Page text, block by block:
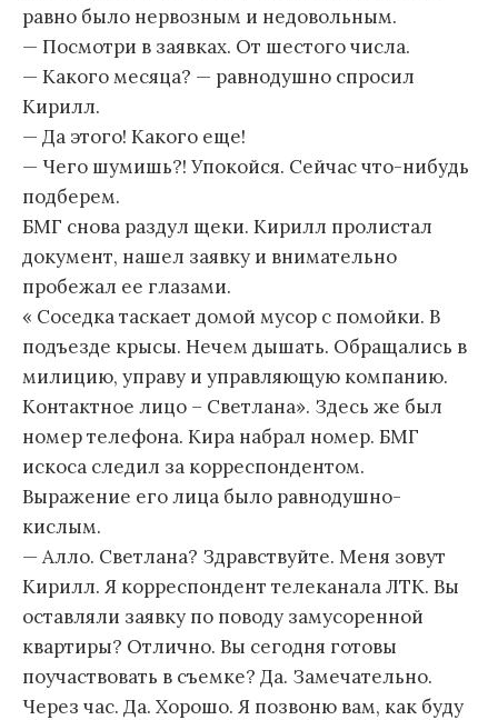
равно было нервозным и недовольным.
— Посмотри в заявках. От шестого числа.
— Какого месяца? — равнодушно спросил
Кирилл.
— Да этого! Какого еще!
— Чего шумишь?! Упокойся. Сейчас что-нибудь
подберем.
БМГ снова раздул щеки. Кирилл пролистал
документ, нашел заявку и внимательно
пробежал ее глазами.
« Соседка таскает домой мусор с помойки. В
подъезде крысы. Нечем дышать. Обращались в
милицию, управу и управляющую компанию.
Контактное лицо – Светлана». Здесь же был
номер телефона. Кира набрал номер. БМГ
искоса следил за корреспондентом.
Выражение его лица было равнодушно-
кислым.
— Алло. Светлана? Здравствуйте. Меня зовут
Кирилл. Я корреспондент телеканала ЛТК. Вы
оставляли заявку по поводу замусоренной
квартиры? Отлично. Вы сегодня готовы
поучаствовать в съемке? Да. Замечательно.
Через час. Да. Хорошо. Я позвоню вам, как буду